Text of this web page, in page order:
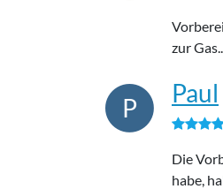
zur
P Paul
Die
habe,